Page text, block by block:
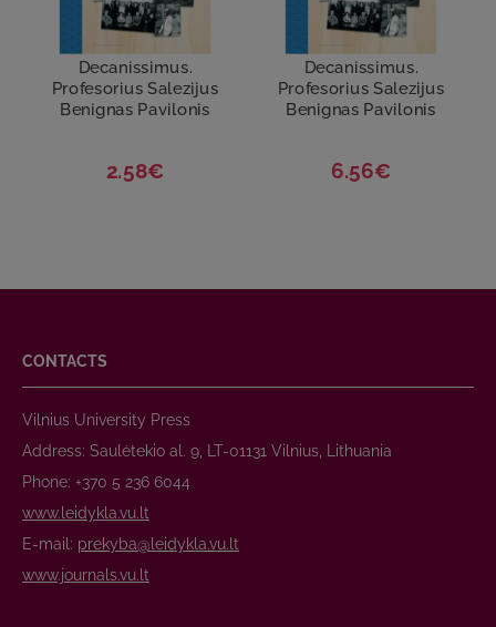
Decanissimus.
Profesorius Salezijus
Benignas Pavilonis
2.58€
Decanissimus.
Profesorius Salezijus
Benignas Pavilonis
6.56€
CONTACTS
Vilnius University Press
Address: Saulėtekio al. 9, LT-01131 Vilnius, Lithuania
Phone: +370 5 236 6044
www.leidykla.vu.lt
E-mail: prekyba@leidykla.vu.lt
www.journals.vu.lt